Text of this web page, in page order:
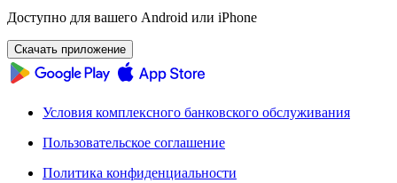
Доступно для вашего Android или iPhone
Скачать приложение
Условия комплексного банковского обслуживания
Пользовательское соглашение
Политика конфиденциальности